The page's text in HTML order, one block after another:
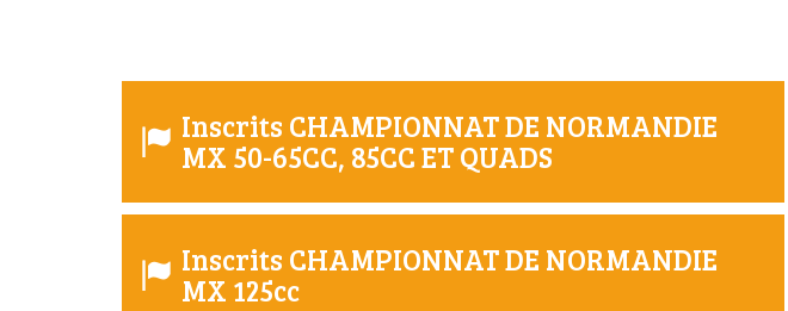
Inscrits CHAMPIONNAT DE NORMANDIE
MX 50-65CC, 85CC ET QUADS
Inscrits CHAMPIONNAT DE NORMANDIE
MX 125cc